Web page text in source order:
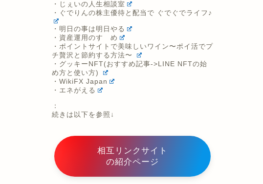
・じぇいの人生相談室
・ぐでりんの株主優待と配当で ぐでぐでライフ♪
・明日の事は明日やる
・資産運用のすゝめ
・ポイントサイトで美味しいワイン〜ポイ活でプ
チ贅沢と節約する方法〜
・グッキーNFT(おすすめ記事->LINE NFTの始
め方と使い方)
・WikiFX Japan
・エネがえる
：
続きは以下を参照↓
相互リンクサイト
の紹介ページ